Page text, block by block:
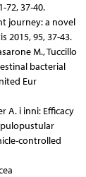
72, 37-40.
journey: a novel
2015, 95, 37-43.
M., Tuccillo
bacterial
Eur
A. i inni: Efficacy
controlled